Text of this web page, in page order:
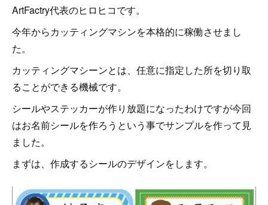
ArtFactry代表のヒロヒコです。
今年からカッティングマシンを本格的に稼働させまし
た。
カッティングマシーンとは、任意に指定した所を切り取
ることができる機械です。
シールやステッカーが作り放題になったわけですが今回
はお名前シールを作ろうという事でサンプルを作って見
ました。
まずは、作成するシールのデザインをします。